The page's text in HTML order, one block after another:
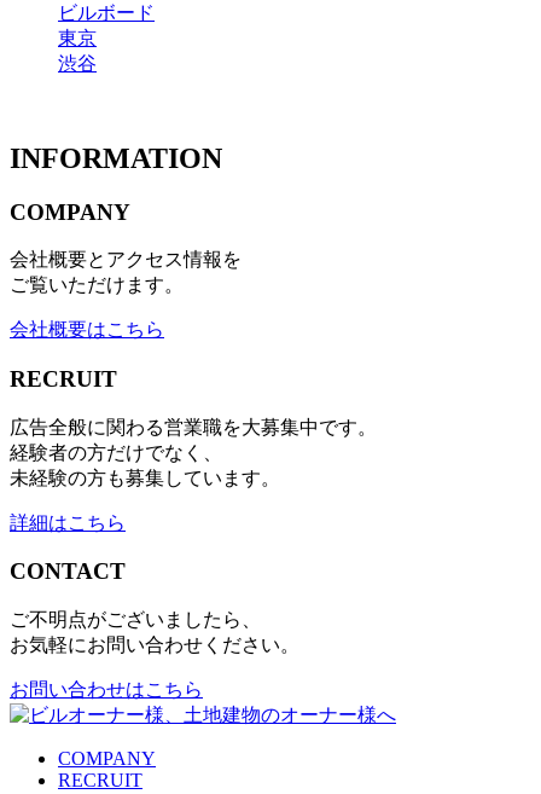
ビルボード
東京
渋谷
INFORMATION
COMPANY
会社概要とアクセス情報を
ご覧いただけます。
会社概要はこちら
RECRUIT
広告全般に関わる営業職を大募集中です。
経験者の方だけでなく、
未経験の方も募集しています。
詳細はこちら
CONTACT
ご不明点がございましたら、
お気軽にお問い合わせください。
お問い合わせはこちら
COMPANY
RECRUIT